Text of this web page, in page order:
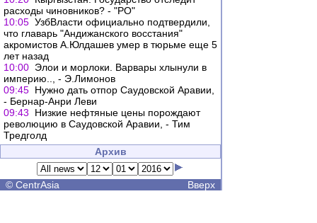
расходы чиновников? - "РО"
10:05 УзбВласти официально подтвердили,
что главарь "Андижанского восстания"
акромистов А.Юлдашев умер в тюрьме еще 5
лет назад
10:00 Элои и морлоки. Варвары хлынули в
империю.., - Э.Лимонов
09:45 Нужно дать отпор Саудовской Аравии,
- Бернар-Анри Леви
09:43
Низкие нефтяные цены порождают
революцию в Саудовской Аравии, - Тим
Тредголд
Архив
© CentrAsia Вверх